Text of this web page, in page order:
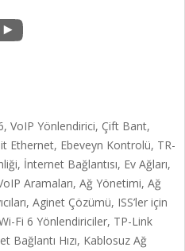
VoIP Yönlendirici, Çift Bant,
Ethernet, Ebeveyn Kontrolü, TR-
İnternet Bağlantısı, Ev Ağları,
Aramaları, Ağ Yönetimi, Ağ
Aginet Çözümü, ISS’ler için
Fi 6 Yönlendiriciler, TP-Link
Hızı, Kablosuz Ağ